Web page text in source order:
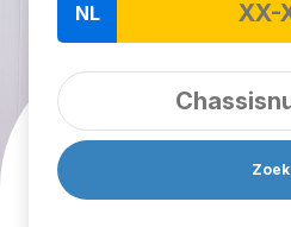
NL
Zoek